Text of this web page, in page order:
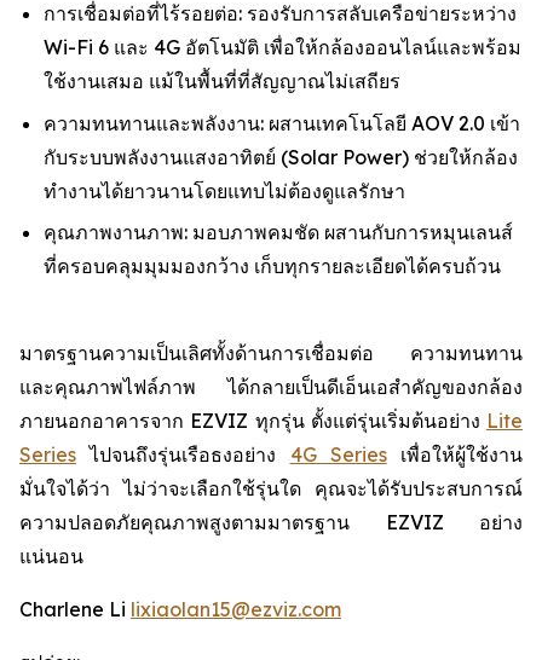
การเชื่อมต่อที่ไร้รอยต่อ: รองรับการสลับเครือข่ายระหว่าง
Wi-Fi 6 และ 4G อัตโนมัติ เพื่อให้กล้องออนไลน์และพร้อม
ใช้งานเสมอ แม้ในพื้นที่ที่สัญญาณไม่เสถียร
ความทนทานและพลังงาน: ผสานเทคโนโลยี AOV 2.0 เข้า
กับระบบพลังงานแสงอาทิตย์ (Solar Power) ช่วยให้กล้อง
ทำงานได้ยาวนานโดยแทบไม่ต้องดูแลรักษา
คุณภาพงานภาพ: มอบภาพคมชัด ผสานกับการหมุนเลนส์
ที่ครอบคลุมมุมมองกว้าง เก็บทุกรายละเอียดได้ครบถ้วน
มาตรฐานความเป็นเลิศทั้งด้านการเชื่อมต่อ ความทนทาน
และคุณภาพไฟล์ภาพ ได้กลายเป็นดีเอ็นเอสำคัญของกล้อง
ภายนอกอาคารจาก EZVIZ ทุกรุ่น ตั้งแต่รุ่นเริ่มต้นอย่าง Lite
Series ไปจนถึงรุ่นเรือธงอย่าง 4G Seriesเพื่อให้ผู้ใช้งาน
มั่นใจได้ว่า ไม่ว่าจะเลือกใช้รุ่นใด คุณจะได้รับประสบการณ์
ความปลอดภัยคุณภาพสูงตามมาตรฐาน EZVIZ อย่าง
แน่นอน
Charlene Li lixiaolan15@ezviz.com